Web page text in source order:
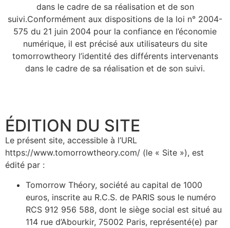
dans le cadre de sa réalisation et de son
suivi.Conformément aux dispositions de la loi n° 2004-
575 du 21 juin 2004 pour la confiance en l’économie
numérique, il est précisé aux utilisateurs du site
tomorrowtheory l’identité des différents intervenants
dans le cadre de sa réalisation et de son suivi.
ÉDITION DU SITE
Le présent site, accessible à l’URL
https://www.tomorrowtheory.com/ (le « Site »), est
édité par :
Tomorrow Théory, société au capital de 1000
euros, inscrite au R.C.S. de PARIS sous le numéro
RCS 912 956 588, dont le siège social est situé au
114 rue d’Abourkir, 75002 Paris, représenté(e) par